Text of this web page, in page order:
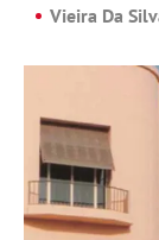
Vieira Da